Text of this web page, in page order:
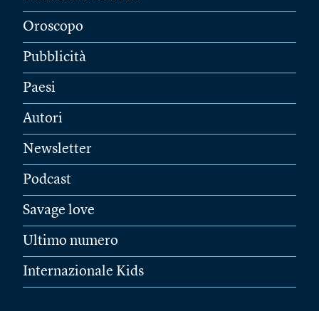
Oroscopo
Pubblicità
Paesi
Autori
Newsletter
Podcast
Savage love
Ultimo numero
Internazionale Kids